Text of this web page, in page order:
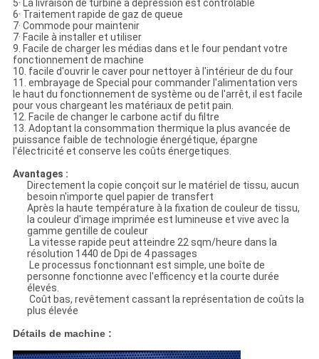
5· La livraison de turbine à dépression est contrôlable
6· Traitement rapide de gaz de queue
7· Commode pour maintenir
7· Facile à installer et utiliser
9. Facile de charger les médias dans et le four pendant votre
fonctionnement de machine
10. facile d'ouvrir le caver pour nettoyer à l'intérieur de du four
11. embrayage de Special pour commander l'alimentation vers
le haut du fonctionnement de système ou de l'arrêt, il est facile
pour vous chargeant les matériaux de petit pain.
12. Facile de changer le carbone actif du filtre
13. Adoptant la consommation thermique la plus avancée de
puissance faible de technologie énergétique, épargne
l'électricité et conserve les coûts énergetiques.
Avantages :
Directement la copie conçoit sur le matériel de tissu, aucun
besoin n'importe quel papier de transfert
Après la haute température à la fixation de couleur de tissu,
la couleur d'image imprimée est lumineuse et vive avec la
gamme gentille de couleur
La vitesse rapide peut atteindre 22 sqm/heure dans la
résolution 1440 de Dpi de 4 passages
Le processus fonctionnant est simple, une boîte de
personne fonctionne avec l'efficency et la courte durée
élevés.
Coût bas, revêtement cassant la représentation de coûts la
plus élevée
Détails de machine :